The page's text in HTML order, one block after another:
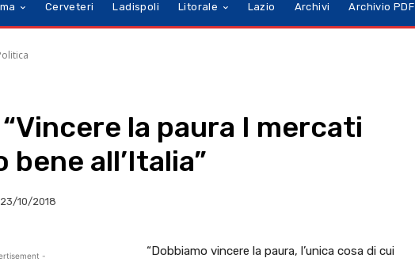
Cerveteri Ladispoli Litorale Lazio Archivi Archivio PDF
“Vincere la paura I mercati
bene all’Italia”
23/10/2018
-
“Dobbiamo vincere la paura, l’unica cosa di cui